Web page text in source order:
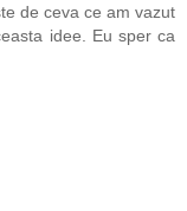
de ceva ce am vazut
idee. Eu sper ca